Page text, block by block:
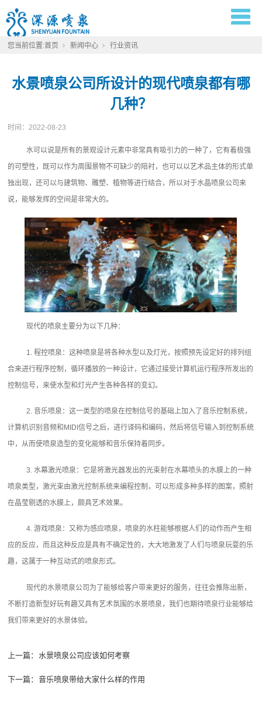
您当前位置:首页 新闻中心 行业资讯
水景喷泉公司所设计的现代喷泉都有哪
几种？
时间：2022-08-23
水可以说是所有的景观设计元素中非常具有吸引力的一种了，它有着极强
的可塑性，既可以作为周围景物不可缺少的陪衬，也可以以艺术品主体的形式单
独出现，还可以与建筑物、雕塑、植物等进行结合，所以对于水晶喷泉公司来
说，能够发挥的空间是非常大的。
现代的喷泉主要分为以下几种：
1. 程控喷泉：这种喷泉是将各种水型以及灯光，按照预先设定好的排列组
合来进行程序控制，循环播放的一种设计，它通过接受计算机运行程序所发出的
控制信号，来使水型和灯光产生各种各样的变幻。
2. 音乐喷泉：这一类型的喷泉在控制信号的基础上加入了音乐控制系统，
计算机识别音频和MIDI信号之后，进行译码和编码，然后将信号输入到控制系统
中，从而使喷泉造型的变化能够和音乐保持着同步。
3. 水幕激光喷泉：它是将激光器发出的光束射在水幕喷头的水膜上的一种
喷泉类型，激光束由激光控制系统来编程控制，可以形成多种多样的图案，照射
在晶莹剔透的水膜上，颇具艺术效果。
4. 游戏喷泉：又称为感应喷泉，喷泉的水柱能够根据人们的动作而产生相
应的反应，而且这种反应是具有不确定性的，大大地激发了人们与喷泉玩耍的乐
趣，这属于一种互动式的喷泉形式。
现代的水景喷泉公司为了能够给客户带来更好的服务，往往会推陈出新，
不断打造新型好玩有趣又具有艺术氛围的水景喷泉，我们也期待喷泉行业能够给
我们带来更好的水景体验。
上一篇： 水景喷泉公司应该如何考察
下一篇： 音乐喷泉带给大家什么样的作用